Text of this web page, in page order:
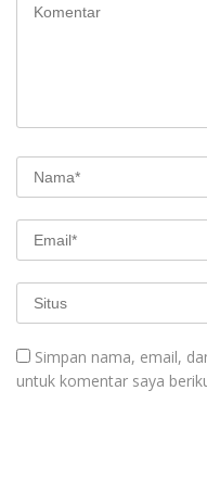
Simpan nama, email,
untuk komentar saya